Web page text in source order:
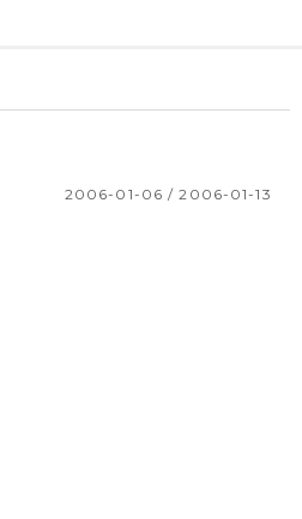
2006-01-06 / 2006-01-13